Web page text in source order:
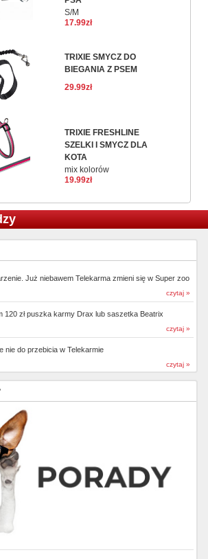
S/M
17.99zł
TRIXIE SMYCZ DO
BIEGANIA Z PSEM
29.99zł
TRIXIE FRESHLINE
SZELKI I SMYCZ DLA
KOTA
mix kolorów
19.99zł
Już niebawem Telekarma zmieni się w Super zoo
czytaj »
120 zł puszka karmy Drax lub saszetka Beatrix
czytaj »
nie do przebicia w Telekarmie
czytaj »